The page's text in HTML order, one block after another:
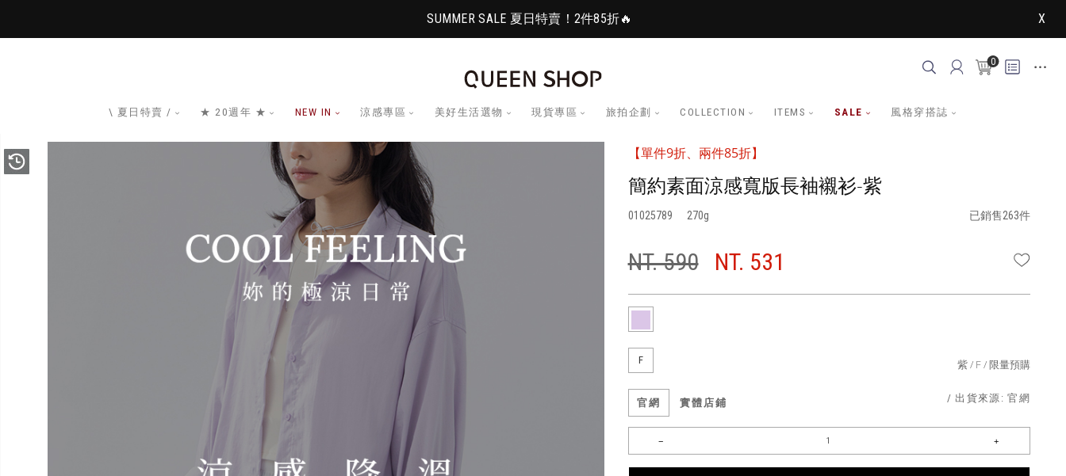
SUMMER SALE 夏日特賣！2件85折🔥 X
0
\ 夏日特賣 / ★ 20週年 ★ NEW IN 涼感專區 美好生活選物 現貨專區 旅拍企劃 COLLECTION ITEMS SALE 風格穿搭誌
【單件9折、兩件85折】
簡約素面涼感寬版長袖襯衫-紫
01025789 270 已銷售263件
NT. 590 NT. 531
F 紫 F 限量預購
官網 實體店鋪 / 出貨來源:官網